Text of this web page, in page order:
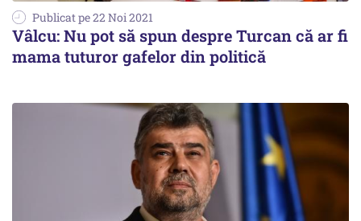
Publicat pe 22 Noi 2021
Vâlcu: Nu pot să spun despre Turcan că ar fi
mama tuturor gafelor din politică